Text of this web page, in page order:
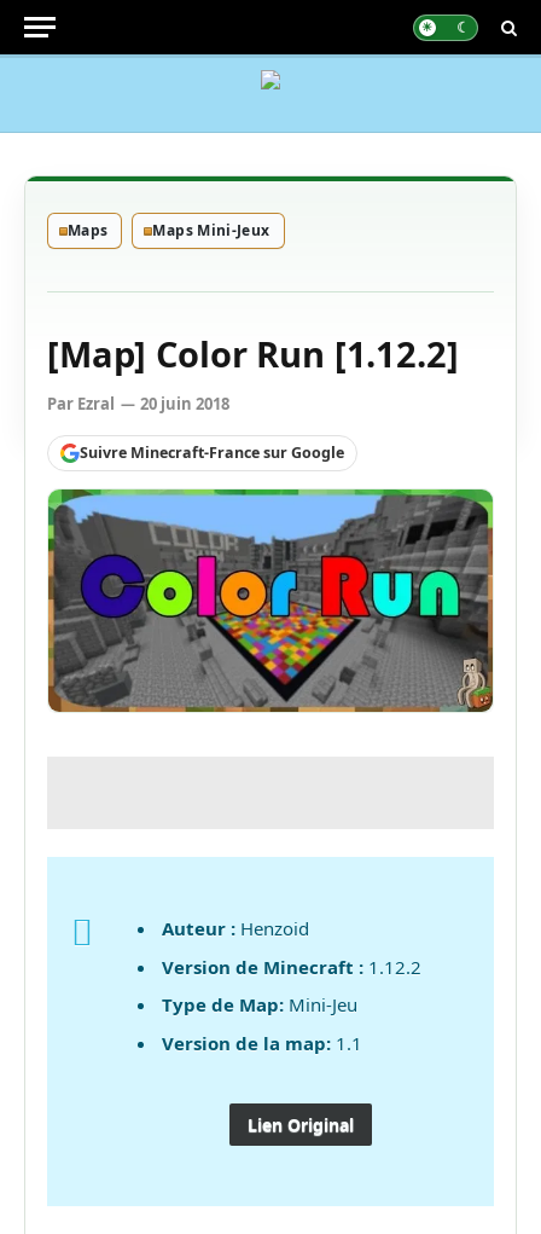
Maps Maps Mini-Jeux
[Map] Color Run [1.12.2]
Par Ezral 20 juin 2018
Suivre Minecraft-France sur Google
Auteur : Henzoid
Version de Minecraft : 1.12.2
Type de Map: Mini-Jeu
Version de la map: 1.1
Lien Original